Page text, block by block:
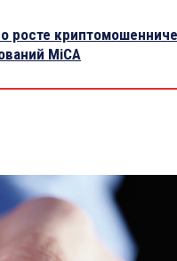
росте
MiCA